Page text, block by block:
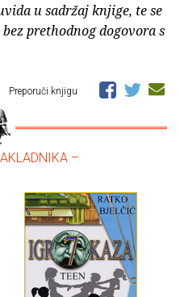
u sadržaj knjige, te se
prethodnog dogovora s
Preporuči knjigu
–